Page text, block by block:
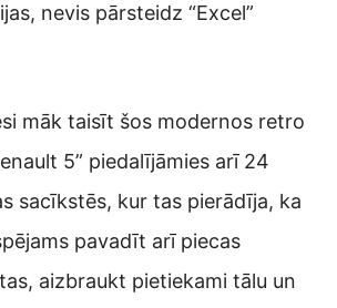
nevis pārsteidz “Excel”
māk taisīt šos modernos retro
5” piedalījāmies arī 24
sacīkstēs, kur tas pierādīja, ka
pavadīt arī piecas
aizbraukt pietiekami tālu un